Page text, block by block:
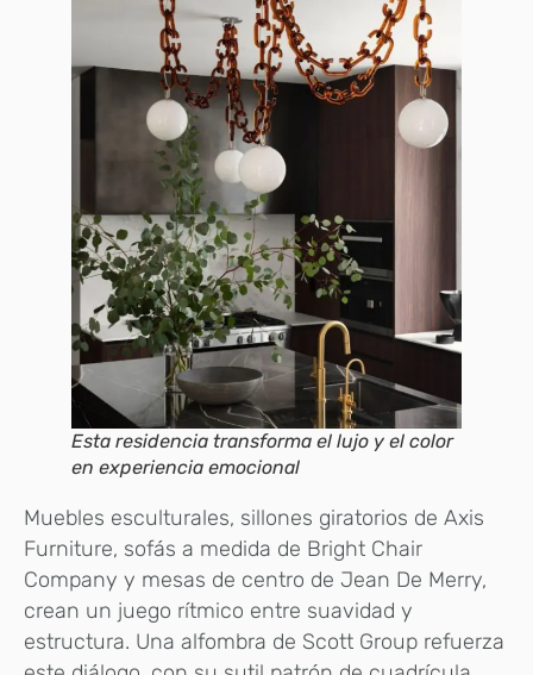
Esta residencia transforma el lujo y el color
en experiencia emocional
Muebles esculturales, sillones giratorios de Axis
Furniture, sofás a medida de Bright Chair
Company y mesas de centro de Jean De Merry,
crean un juego rítmico entre suavidad y
estructura. Una alfombra de Scott Group refuerza